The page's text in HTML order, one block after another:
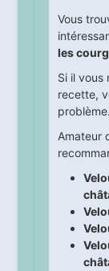
Vous
les
Si il vous
recette,
Amateur